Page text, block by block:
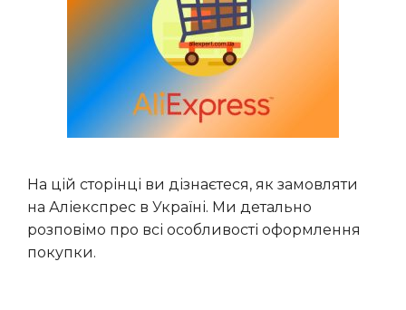
На цій сторінці ви дізнаєтеся, як замовляти
на Аліекспрес в Україні. Ми детально
розповімо про всі особливості оформлення
покупки.